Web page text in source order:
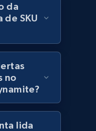
Comece agora
products using
Other pn,
da
SKU
no
lida